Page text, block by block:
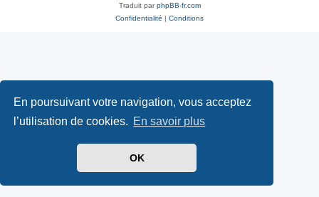
En poursuivant votre navigation, vous acceptez
l’utilisation de cookies. En savoir plus
OK
Traduit parphpBB-fr.com
Confidentialité | Conditions